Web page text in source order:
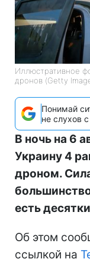
Иллюстративное
дронов (Getty
Понимай
не слухов с
В ночь на 6
Украину 4
дроном.
есть
Об этом
ссылкой на